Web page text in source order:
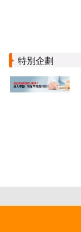
特別企劃